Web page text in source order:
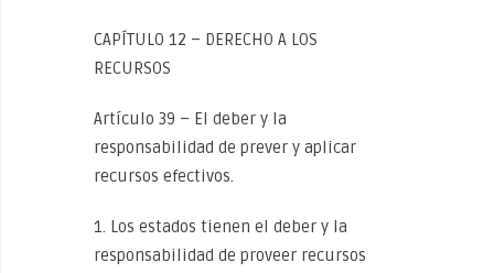
CAPÍTULO 12 – DERECHO A LOS
RECURSOS
Artículo 39 – El deber y la
responsabilidad de prever y aplicar
recursos efectivos.
1. Los estados tienen el deber y la
responsabilidad de proveer recursos